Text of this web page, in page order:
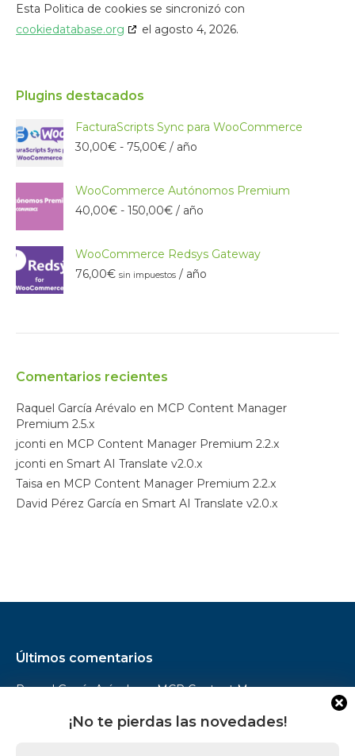
Esta Politica de cookies se sincronizó con
cookiedatabase.org
el agosto 4, 2026.
¡No te pierdas las novedades!
Plugins destacados
FacturaScripts Sync para WooCommerce
30,00€ - 75,00€Rango
desde
30,00€
/ año
WooCommerce Autónomos Premium
40,00€ - 150,00€Rango
desde
40,00€
/ año
WooCommerce Redsys Gateway
76,00€ sin impuestos / año
Comentarios recientes
Raquel García Arévalo en MCP Content Manager
Premium 2.5.x
jconti en MCP Content Manager Premium 2.2.x
jconti en Smart AI Translate v2.0.x
Taisa en MCP Content Manager Premium 2.2.x
David Pérez García en Smart AI Translate v2.0.x
Últimos comentarios
Raquel García ArévaloenMCP Content Manager
MCP Content Manager Premium 2.2.x